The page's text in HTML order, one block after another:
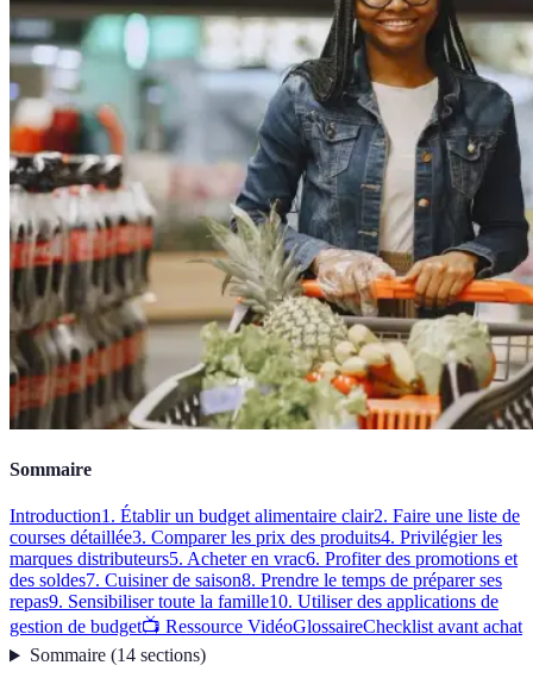
Sommaire
Introduction1. Établir un budget alimentaire clair2. Faire une liste de
courses détaillée3. Comparer les prix des produits4. Privilégier les
marques distributeurs5. Acheter en vrac6. Profiter des promotions et
des soldes7. Cuisiner de saison8. Prendre le temps de préparer ses
repas9. Sensibiliser toute la famille10. Utiliser des applications de
gestion de budget📺 Ressource VidéoGlossaireChecklist avant achat
Sommaire(14 sections)